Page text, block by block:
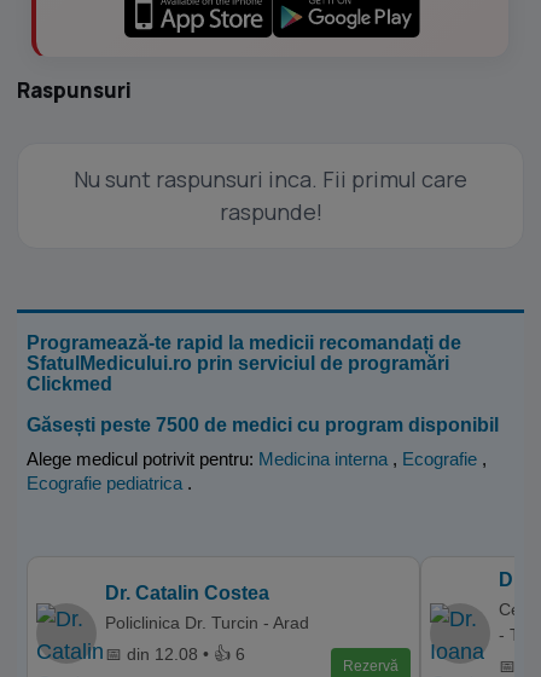
Raspunsuri
Nu sunt raspunsuri inca. Fii primul care
raspunde!
Programează-te rapid la medicii recomandați de
SfatulMedicului.ro prin serviciul de programări
Clickmed
Găsești peste 7500 de medici cu program disponibil
Alege medicul potrivit pentru: Medicina interna , Ecografie ,
Ecografie pediatrica .
Dr. Catalin Costea
Policlinica Dr. Turcin - Arad
📅 din 12.08 • 👍 6
Rezervă
Dr.
-
📅